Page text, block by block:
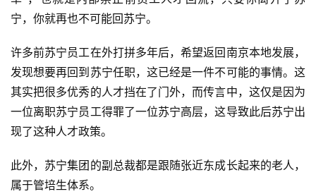
更
内
容
宁，你就再也不可能回苏宁。
许多前苏宁员工在外打拼多年后，希望返回南京本地发展，
发现想要再回到苏宁任职，这已经是一件不可能的事情。这
其实把很多优秀的人才挡在了门外，而传言中，这仅是因为
一位离职苏宁员工得罪了一位苏宁高层，这导致此后苏宁出
现了这种人才政策。
此外，苏宁集团的副总裁都是跟随张近东成长起来的老人，
属于管培生体系。